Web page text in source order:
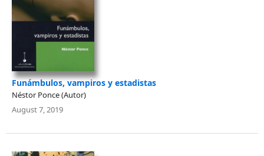
Funámbulos, vampiros y estadistas
Néstor Ponce (Autor)
August 7, 2019